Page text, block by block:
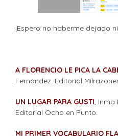
¡Espero no haberme dejado
A FLORENCIO LE PICA LA
Fernández. Editorial
UN LUGAR PARA GUSTI, Inma
Editorial Ocho en Punto.
MI PRIMER VOCABULARIO